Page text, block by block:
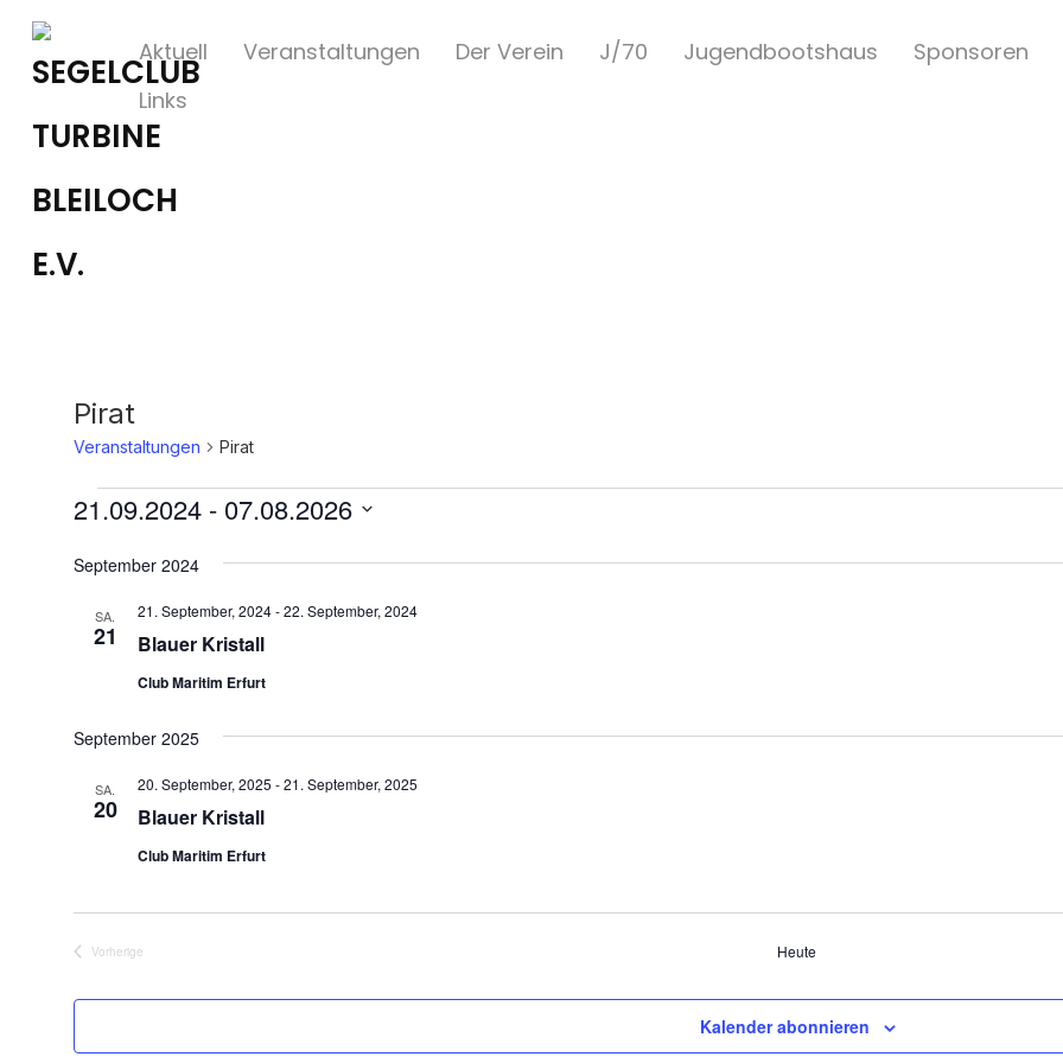
Aktuell Veranstaltungen Der Verein J/70 Jugendbootshaus
Sponsoren
Links
Pirat
Veranstaltungen Pirat
Veranstaltungen
21.09.2024 - 07.08.2026
wählen.
September 2024
SA.
21 Blauer Kristall
21. September, 2024-22. September, 2024
Club Maritim Erfurt
September 2025
SA.
20 Blauer Kristall
20. September, 2025 -21. September, 2025
Club Maritim Erfurt
VorherigeVeranstaltungen Heute
Kalender abonnieren